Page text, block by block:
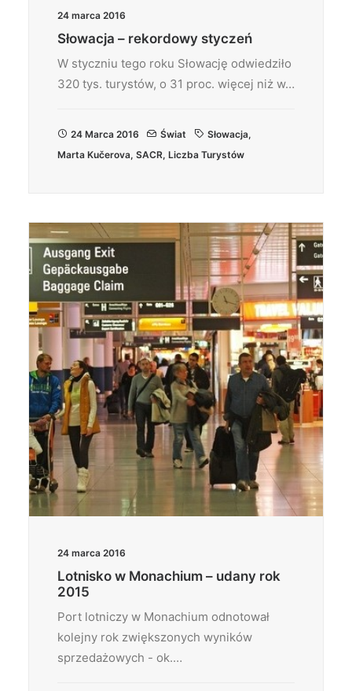
24 marca 2016
Słowacja – rekordowy styczeń
W styczniu tego roku Słowację odwiedziło
320 tys. turystów, o 31 proc. więcej niż w…
24 Marca 2016 Świat Słowacja,
Marta Kučerova, SACR, Liczba Turystów
24 marca 2016
Lotnisko w Monachium – udany rok
2015
Port lotniczy w Monachium odnotował
kolejny rok zwiększonych wyników
sprzedażowych - ok.…